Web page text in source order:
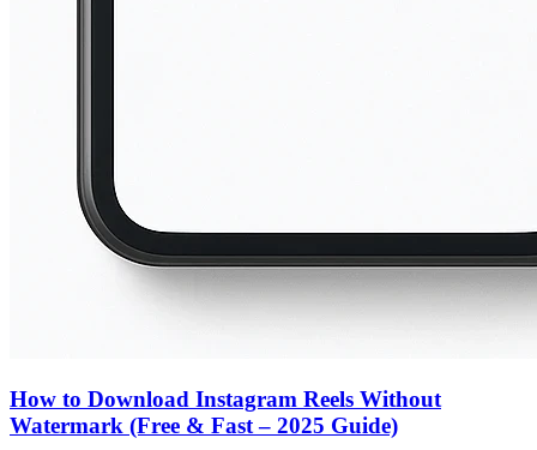
How to Download Instagram Reels Without
Watermark (Free & Fast – 2025 Guide)